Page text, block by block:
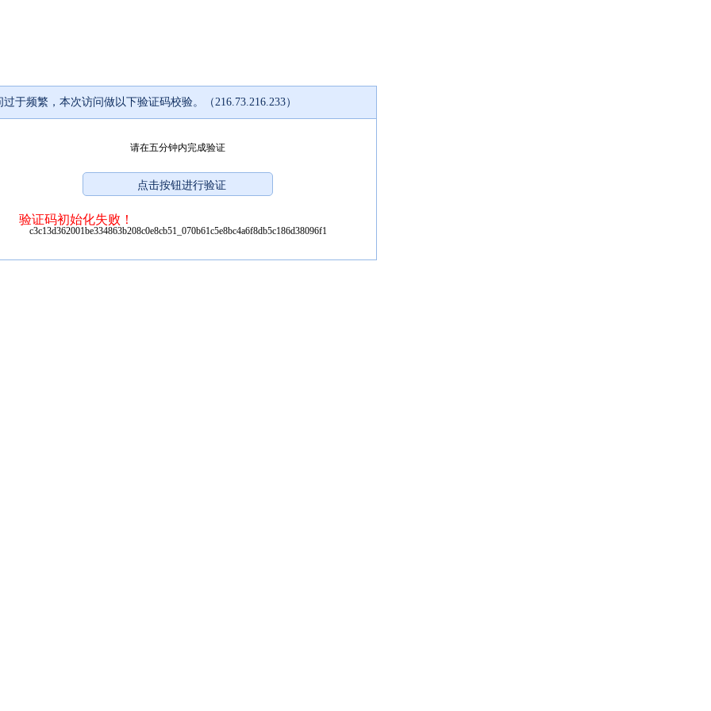
过于频繁，本次访问做以下验证码校验。（216.73.216.233）
请在五分钟内完成验证
验证码初始化失败！
c3c13d362001be334863b208c0e8cb51_070b61c5e8bc4a6f8db5c186d38096f1